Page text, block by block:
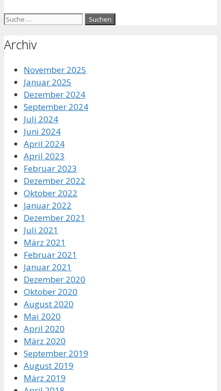
Suche
Archiv
November 2025
Januar 2025
Dezember 2024
September 2024
Juli 2024
Juni 2024
April 2024
April 2023
Februar 2023
Dezember 2022
Oktober 2022
Januar 2022
Dezember 2021
Juli 2021
März 2021
Februar 2021
Januar 2021
Dezember 2020
Oktober 2020
August 2020
Mai 2020
April 2020
März 2020
September 2019
August 2019
März 2019